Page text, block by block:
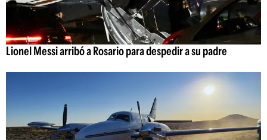
Lionel Messi arribó a Rosario para despedir a su padre